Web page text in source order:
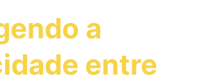
a
entre